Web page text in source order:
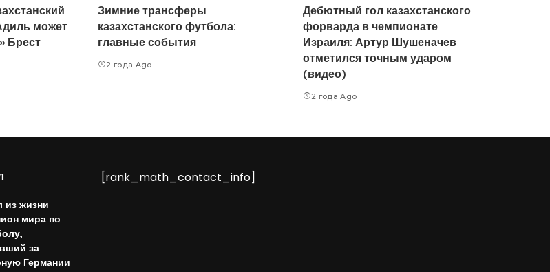
может
Брест
Зимние трансферы
казахстанского футбола:
главные события
2 года Ago
Дебютный гол казахстанского
форварда в чемпионате
Израиля: Артур Шушеначев
отметился точным ударом
(видео)
2 года Ago
из жизни
мира по
за
Германии
[rank_math_contact_info]